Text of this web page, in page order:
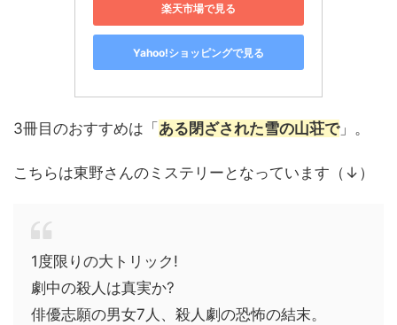
楽天市場で見る
Yahoo!ショッピングで見る
3冊目のおすすめは「 ある閉ざされた雪の山荘で」。
こちらは東野さんのミステリーとなっています（↓）
1度限りの大トリック!
劇中の殺人は真実か?
俳優志願の男女7人、殺人劇の恐怖の結末。